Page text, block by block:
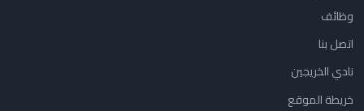
وظائف
اتصل بنا
نادي الخريجين
خريطة الموقع